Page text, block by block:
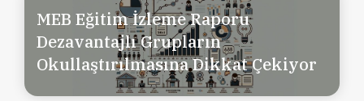
MEB Eğitim İzleme Raporu
Dezavantajlı Grupların
Okullaştırılmasına Dikkat Çekiyor